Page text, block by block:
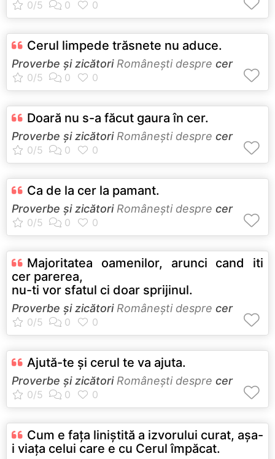
Cerul limpede trăsnete nu aduce.
Proverbe și zicătoriRomâneşti despre cer
Doară nu s-a făcut gaura în cer.
Proverbe și zicătoriRomâneşti despre cer
Ca de la cer la pamant.
Proverbe și zicătoriRomâneşti despre cer
Majoritatea oamenilor, arunci cand iti
cer parerea,
nu-ti vor sfatul ci doar sprijinul.
Proverbe și zicătoriRomâneşti despre cer
Ajută-te şi cerul te va ajuta.
Proverbe și zicătoriRomâneşti despre cer
Cum e faţa liniştită a izvorului curat, aşa-
i viaţa celui care e cu Cerul împăcat.